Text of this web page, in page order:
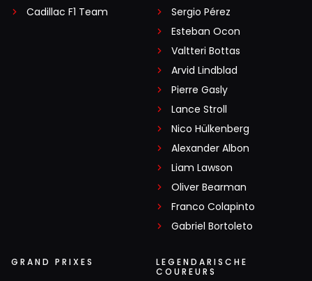
Cadillac F1 Team
Sergio Pérez
Esteban Ocon
Valtteri Bottas
Arvid Lindblad
Pierre Gasly
Lance Stroll
Nico Hülkenberg
Alexander Albon
Liam Lawson
Oliver Bearman
Franco Colapinto
Gabriel Bortoleto
GRAND PRIXES
LEGENDARISCHE
COUREURS